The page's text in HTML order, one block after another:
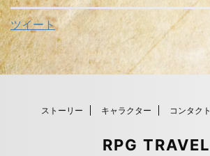
ツイート
ストーリー キャラクター コンタクト
RPG TRAVEL